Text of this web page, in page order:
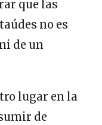
que las
no es
de un
lugar en la
de